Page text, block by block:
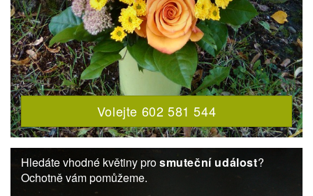
Volejte 602 581 544
Hledáte vhodné květiny prosmuteční událost?
Ochotně vám pomůžeme.